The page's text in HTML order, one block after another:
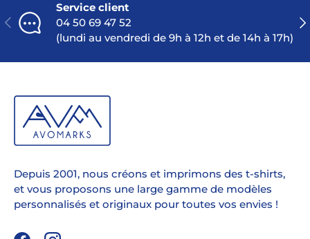
PRÉCÉDENT
Service client
04 50 69 47 52
(lundi au vendredi de 9h à 12h et de 14h à 17h)
Depuis 2001, nous créons et imprimons des t-shirts,
et vous proposons une large gamme de modèles
personnalisés et originaux pour toutes vos envies !